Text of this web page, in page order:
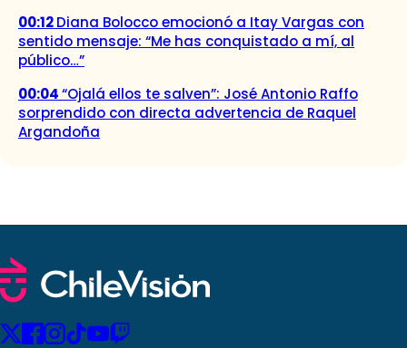
00:12Diana Bolocco emocionó a Itay Vargas con
sentido mensaje: “Me has conquistado a mí, al
público…”
00:04“Ojalá ellos te salven”: José Antonio Raffo
sorprendido con directa advertencia de Raquel
Argandoña